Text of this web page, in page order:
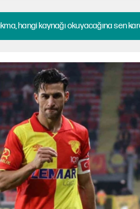
hangi kaynağı okuyacağına sen